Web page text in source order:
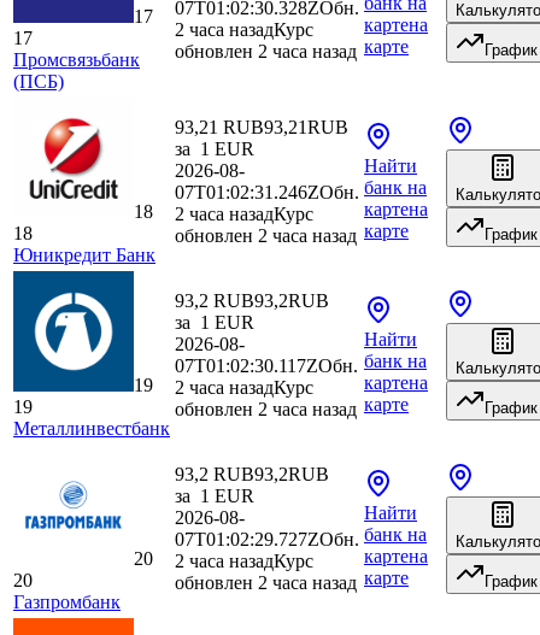
17
17
Промсвязьбанк
(ПСБ)
07T01:02:30.328ZОбн.
2 часа назадКурс
обновлен 2 часа назад
картена
карте
График
18
18
Юникредит Банк
93,21 RUB93,21RUB
за 1 EUR
2026-08-
07T01:02:31.246ZОбн.
2 часа назадКурс
обновлен 2 часа назад
Найти
банк на
картена
карте
График
19
19
Металлинвестбанк
93,2 RUB93,2RUB
за 1 EUR
2026-08-
07T01:02:30.117ZОбн.
2 часа назадКурс
обновлен 2 часа назад
Найти
банк на
картена
карте
График
20
20
Газпромбанк
93,2 RUB93,2RUB
за 1 EUR
2026-08-
07T01:02:29.727ZОбн.
2 часа назадКурс
обновлен 2 часа назад
Найти
банк на
картена
карте
График